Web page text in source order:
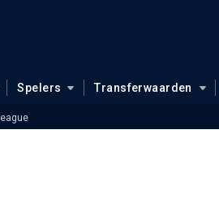
Spelers Transferwaarden